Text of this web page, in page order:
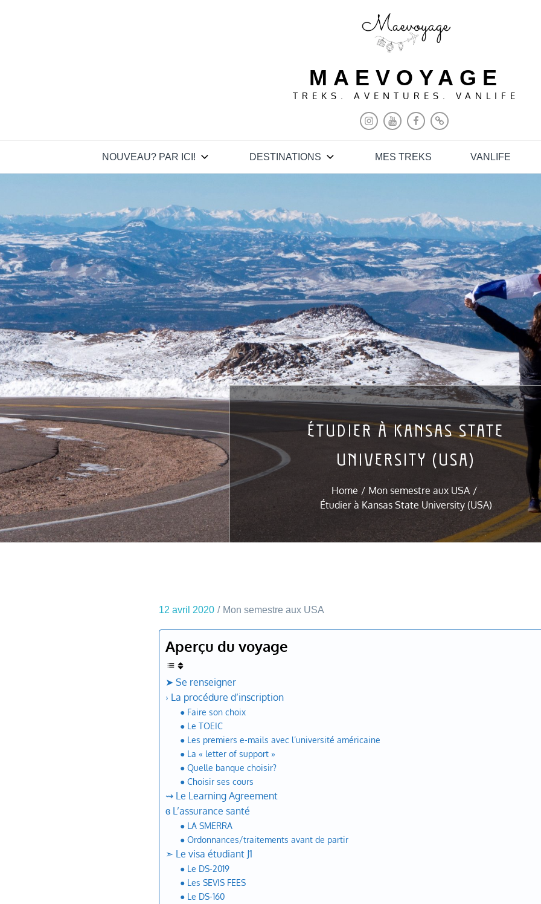
MAEVOYAGE
TREKS. AVENTURES. VANLIFE
INSTAGRAM
YOUTUBEFACEBOOKPINTEREST
NOUVEAU? PAR ICI! DESTINATIONS MES TREKS VANLIFE
ÉTUDIER À KANSAS STATE
UNIVERSITY (USA)
Home
Mon semestre aux USA
Étudier à Kansas State University (USA)
12 avril 2020 Mon semestre aux USA
Aperçu du voyage
➤ Se renseigner
› La procédure d’inscription
● Faire son choix
● Le TOEIC
● Les premiers e-mails avec l’université américaine
● La « letter of support »
● Quelle banque choisir?
● Choisir ses cours
⇝ Le Learning Agreement
ɞ L’assurance santé
● LA SMERRA
● Ordonnances/traitements avant de partir
➣ Le visa étudiant J1
● Le DS-2019
● Les SEVIS FEES
● Le DS-160